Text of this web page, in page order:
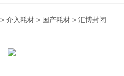
>介入耗材 > 国产耗材 > 汇博封闭式负压引流装置30cm×20cm×3cm